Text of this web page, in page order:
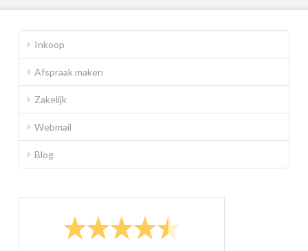
Inkoop
Afspraak maken
Zakelijk
Webmail
Blog